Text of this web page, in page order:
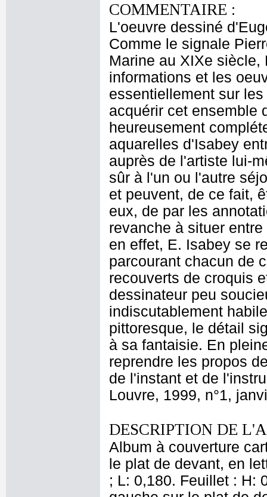
COMMENTAIRE :
L'oeuvre dessiné
Comme le signale
Marine au XIXe
informations et les
essentiellement sur
acquérir cet ensemble
heureusement
aquarelles d'Isabey
auprès de l'artiste lui-
sûr à l'un ou l'autre
et peuvent, de ce fait,
eux, de par les
revanche à situer
en effet, E. Isabey se
parcourant chacun de
recouverts de croquis
dessinateur peu
indiscutablement
pittoresque, le détail
à sa fantaisie. En
reprendre les propos
de l'instant et de
Louvre, 1999, n°1,
DESCRIPTION DE
Album à couverture
le plat de devant, en
; L: 0,180. Feuillet : H: